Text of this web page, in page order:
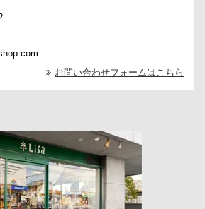
お問い合わせフォームはこちら